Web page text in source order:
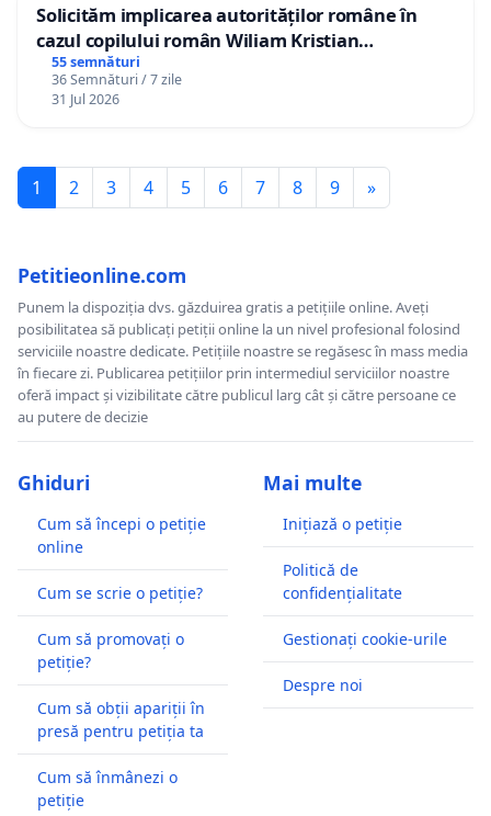
Solicităm implicarea autorităților române în
cazul copilului român Wiliam Kristian
Gheorghe, aflat în plasament în Danemarca de
12 ani
55 semnături
36 Semnături / 7 zile
31 Jul 2026
1 2 3 4 5 6 7 8 9 »
Petitieonline.com
Punem la dispoziția dvs. găzduirea gratis a petițiile online. Aveți
posibilitatea să publicați petiții online la un nivel profesional folosind
serviciile noastre dedicate. Petițiile noastre se regăsesc în mass media
în fiecare zi. Publicarea petițiilor prin intermediul serviciilor noastre
oferă impact și vizibilitate către publicul larg cât și către persoane ce
au putere de decizie
Ghiduri
Cum să începi o petiție
online
Cum se scrie o petiție?
Cum să promovați o
petiție?
Cum să obții apariții în
presă pentru petiția ta
Cum să înmânezi o
petiție
Mai multe
Inițiază o petiție
Politică de
confidențialitate
Gestionați cookie-urile
Despre noi